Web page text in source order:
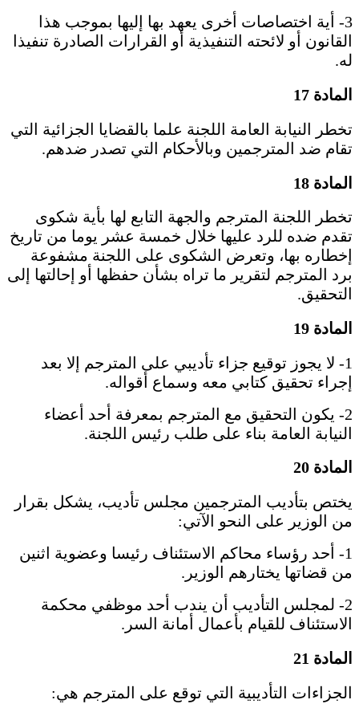
3- أية اختصاصات أخرى يعهد بها إليها بموجب هذا
القانون أو لائحته التنفيذية أو القرارات الصادرة تنفيذا
له.
المادة 17
تخطر النيابة العامة اللجنة علما بالقضايا الجزائية التي
تقام ضد المترجمين وبالأحكام التي تصدر ضدهم.
المادة 18
تخطر اللجنة المترجم والجهة التابع لها بأية شكوى
تقدم ضده للرد عليها خلال خمسة عشر يوما من تاريخ
إخطاره بها، وتعرض الشكوى على اللجنة مشفوعة
برد المترجم لتقرير ما تراه بشأن حفظها أو إحالتها إلى
التحقيق.
المادة 19
1- لا يجوز توقيع جزاء تأديبي على المترجم إلا بعد
إجراء تحقيق كتابي معه وسماع أقواله.
2- يكون التحقيق مع المترجم بمعرفة أحد أعضاء
النيابة العامة بناء على طلب رئيس اللجنة.
المادة 20
يختص بتأديب المترجمين مجلس تأديب، يشكل بقرار
من الوزير على النحو الآتي:
1- أحد رؤساء محاكم الاستئناف رئيسا وعضوية اثنين
من قضاتها يختارهم الوزير.
2- لمجلس التأديب أن يندب أحد موظفي محكمة
الاستئناف للقيام بأعمال أمانة السر.
المادة 21
الجزاءات التأديبية التي توقع على المترجم هي: